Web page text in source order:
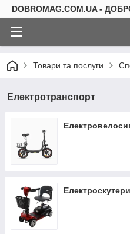
DOBROMAG.COM.UA -
Товари та послуги
Електротранспорт
Електроскутери